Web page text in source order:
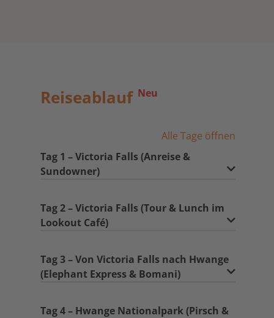
Reiseablauf Neu
Alle Tage öffnen
Tag 1 – Victoria Falls (Anreise &
Sundowner)
Tag 2 – Victoria Falls (Tour & Lunch im
Lookout Café)
Tag 3 – Von Victoria Falls nach Hwange
(Elephant Express & Bomani)
Tag 4 – Hwange Nationalpark (Pirsch &